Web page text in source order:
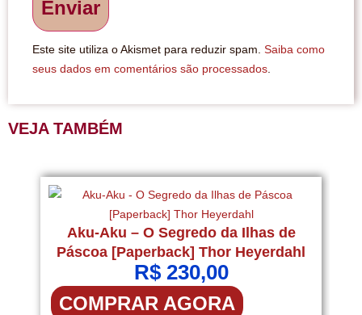
Este site utiliza o Akismet para reduzir spam. Saiba como
seus dados em comentários são processados
VEJA TAMBÉM
Aku-Aku – O Segredo da Ilhas de
Páscoa [Paperback] Thor Heyerdahl
R$230,00
COMPRAR AGORA